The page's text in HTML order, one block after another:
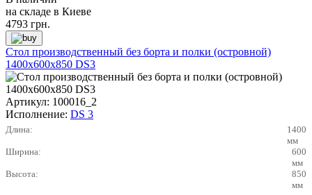
на складе в Киеве
4793 грн.
Стол производственный без борта и полки (островной)
1400х600х850 DS3
Артикул: 100016_2
Исполнение: DS 3
Длина:
1400
мм
Ширина:
600
мм
Высота:
850
мм